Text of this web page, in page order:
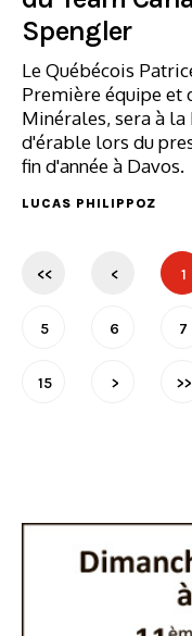
Spengler
Le Québécois
Première équipe et
Minérales, sera à
d'érable lors du
fin d'année à Davos.
LUCAS PHILIPPOZ
<< < 1
5 6 7
15 > >>